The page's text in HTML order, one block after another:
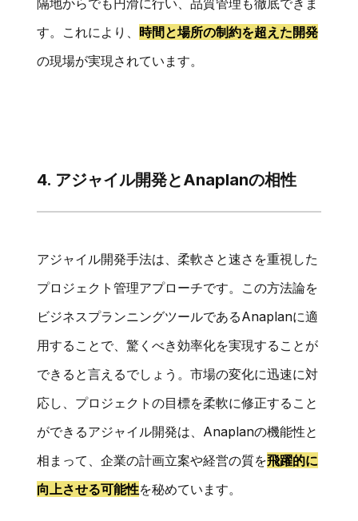
す。これにより、 時間と場所の制約を超えた開発
の現場が実現されています。
4. アジャイル開発とAnaplanの相性
アジャイル開発手法は、柔軟さと速さを重視した
プロジェクト管理アプローチです。この方法論を
ビジネスプランニングツールであるAnaplanに適
用することで、驚くべき効率化を実現することが
できると言えるでしょう。市場の変化に迅速に対
応し、プロジェクトの目標を柔軟に修正すること
ができるアジャイル開発は、Anaplanの機能性と
相まって、企業の計画立案や経営の質を飛躍的に
向上させる可能性を秘めています。